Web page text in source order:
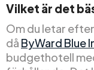
Vilket är det
Om du letar
då ByWard Blue
budgethotell